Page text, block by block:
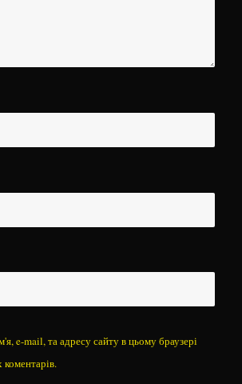
e-mail, та адресу сайту в цьому браузері